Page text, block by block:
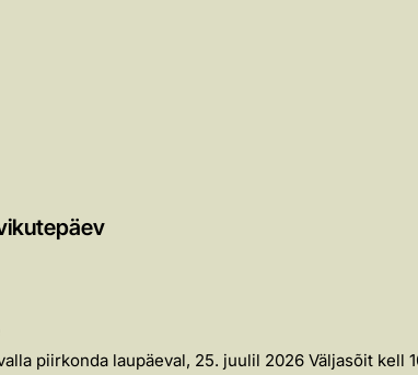
piirkonda laupäeval, 25. juulil 2026 Väljasõit kell